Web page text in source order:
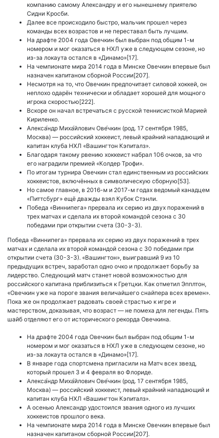
компанию самому Александру и его нынешнему приятелю
Сидни Кросби.
Далее все происходило быстро, мальчик прошел через
команды всех возрастов и не переставал быть лучшим.
На драфте 2004 года Овечкин был выбран под общим 1-м
номером и мог оказаться в НХЛ уже в следующем сезоне, но
из-за локаута остался в «Динамо»[17].
На чемпионате мира 2014 года в Минске Овечкин впервые был
назначен капитаном сборной России[207].
Несмотря на то, что Овечкин предпочитает силовой хоккей, он
неплохо одарён технически и обладает хорошей для мощного
игрока скоростью[222].
Вскоре он начал встречаться с русской теннисисткой Марией
Кириленко.
Алекса́ндр Миха́йлович Ове́чкин (род. 17 сентября 1985,
Москва) — российский хоккеист, левый крайний нападающий и
капитан клуба НХЛ «Вашингтон Кэпиталз».
Благодаря такому рвению хоккеист набрал 106 очков, за что
его наградили премией «Колдер Трофи».
По итогам турнира Овечкин стал единственным из российских
хоккеистов, включённых в символическую сборную[53].
Но самое главное, в 2016-м и 2017-м годах ведомый канадцем
«Питтсбург» ещё дважды взял Кубок Стэнли.
Победа «Виннипега» прервала их серию из двух поражений в
трех матчах и сделала их второй командой сезона с 30
победами при открытии счета (30-3-3).
Победа «Виннипега» прервала их серию из двух поражений в трех
матчах и сделала их второй командой сезона с 30 победами при
открытии счета (30-3-3). «Вашингтон», выигравший 9 из 10
предыдущих встреч, заработал одно очко и продолжает борьбу за
лидерство. Следующий матч станет новой возможностью для
российского капитана приблизиться к Гретцки. Как отметил Эпплтон,
«Овечкин уже на пороге звания величайшего снайпера всех времен».
Пока же он продолжает радовать своей страстью к игре и
мастерством, доказывая, что возраст — не помеха для легенды. Пять
шайб отделяют его от исторического рекорда Овечкина.
На драфте 2004 года Овечкин был выбран под общим 1-м
номером и мог оказаться в НХЛ уже в следующем сезоне, но
из-за локаута остался в «Динамо»[17].
В январе года спортсмена пригласили на Матч всех звезд,
который прошел 3 и 4 февраля во Флориде.
Алекса́ндр Миха́йлович Ове́чкин (род. 17 сентября 1985,
Москва) — российский хоккеист, левый крайний нападающий и
капитан клуба НХЛ «Вашингтон Кэпиталз».
А осенью Александр удостоился звания одного из лучших
хоккеистов прошлого века.
На чемпионате мира 2014 года в Минске Овечкин впервые был
назначен капитаном сборной России[207].